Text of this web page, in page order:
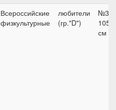
Всероссийские
физкультурные
любители
(гр."D")
№3,
105
см